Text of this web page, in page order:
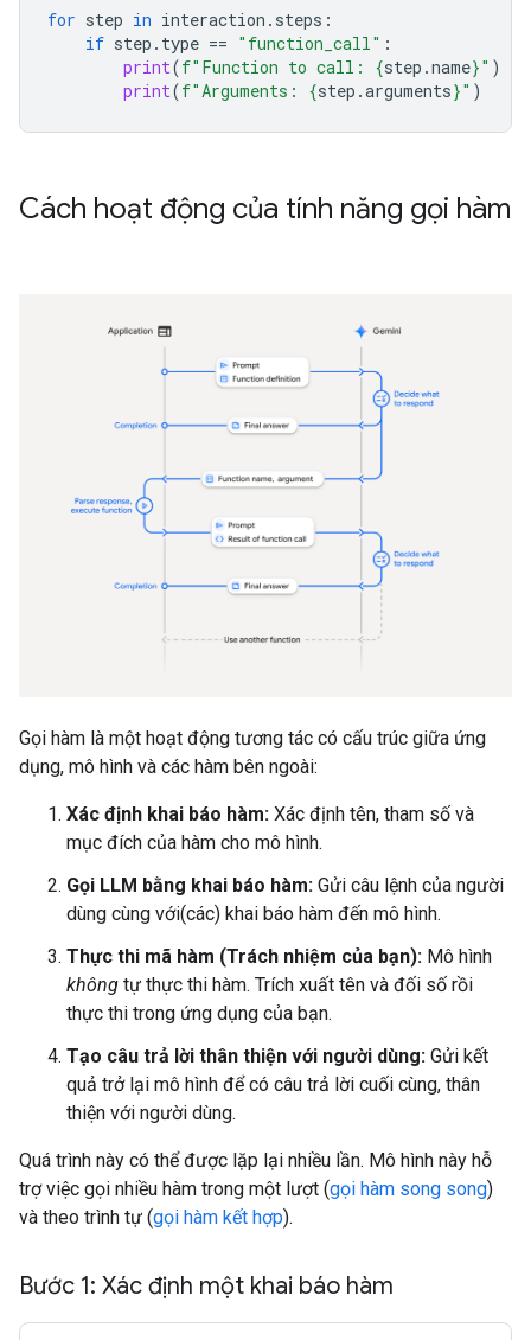
for step in interaction . steps :
if step . type == "function_call" :
print(f"Function to call: {step .name}" )
print(f"Arguments: {step .arguments}" )
Cách hoạt động của tính năng gọi hàm
Gọi hàm là một hoạt động tương tác có cấu trúc giữa ứng
dụng, mô hình và các hàm bên ngoài:
Xác định khai báo hàm: Xác định tên, tham số và
mục đích của hàm cho mô hình.
Gọi LLM bằng khai báo hàm: Gửi câu lệnh của người
dùng cùng với(các) khai báo hàm đến mô hình.
Thực thi mã hàm (Trách nhiệm của bạn): Mô hình
không tự thực thi hàm. Trích xuất tên và đối số rồi
thực thi trong ứng dụng của bạn.
Tạo câu trả lời thân thiện với người dùng: Gửi kết
quả trở lại mô hình để có câu trả lời cuối cùng, thân
thiện với người dùng.
Quá trình này có thể được lặp lại nhiều lần. Mô hình này hỗ
trợ việc gọi nhiều hàm trong một lượt (gọi hàm song song)
và theo trình tự (gọi hàm kết hợp).
Bước 1: Xác định một khai báo hàm